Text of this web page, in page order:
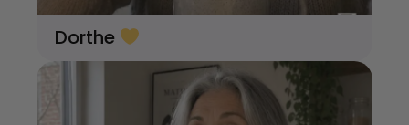
Dorthe